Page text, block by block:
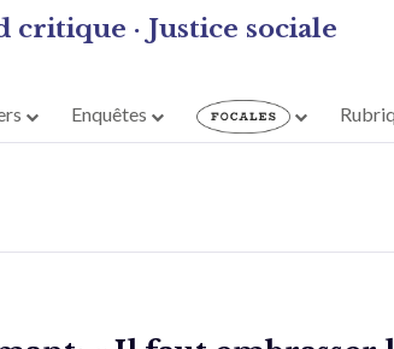
critique · Justice sociale
Enquêtes